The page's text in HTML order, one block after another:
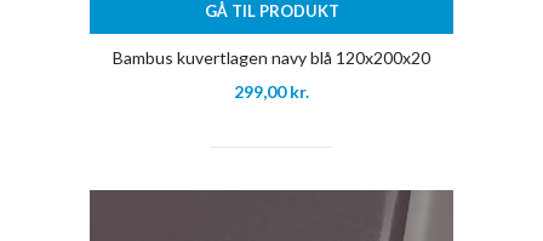
GÅ TIL PRODUKT
Bambus kuvertlagen navy blå 120x200x20
299,00kr.